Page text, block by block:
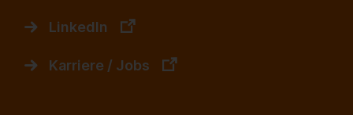
LinkedIn
Karriere / Jobs